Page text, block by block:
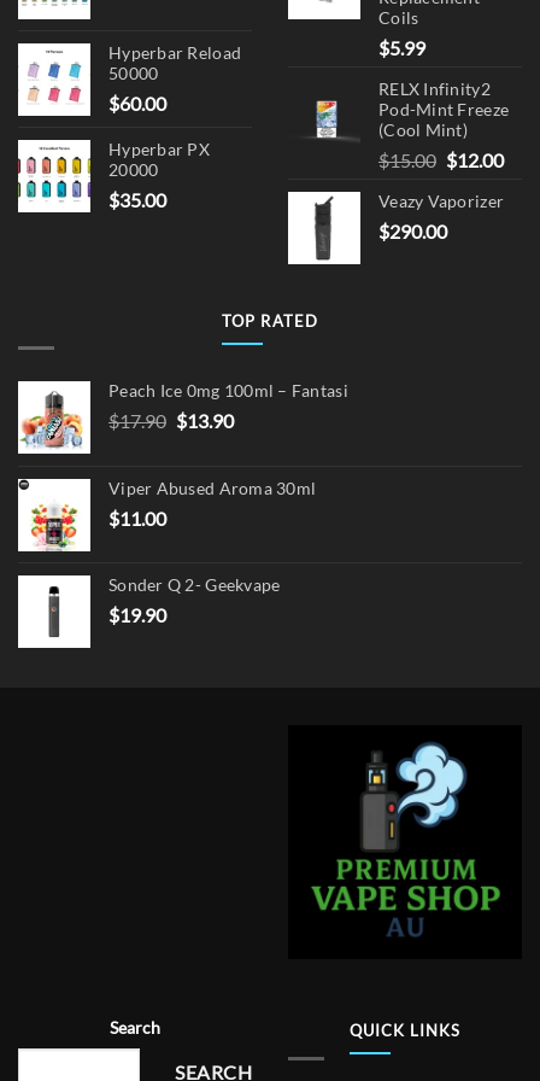
Hyperbar Reload
50000
$60.00
Hyperbar PX
20000
$35.00
Coils
$5.99
RELX Infinity2
Pod-Mint Freeze
(Cool Mint)
$15.00 Original
was:
$15.00.
$12.00
Veazy Vaporizer
$290.00
TOP RATED
Peach Ice 0mg 100ml – Fantasi
$17.90 Original
$17.90.
$13.90Current
$13.90.
Viper Abused Aroma 30ml
$11.00
Sonder Q 2- Geekvape
$19.90
Search
SEARCH
QUICK LINKS